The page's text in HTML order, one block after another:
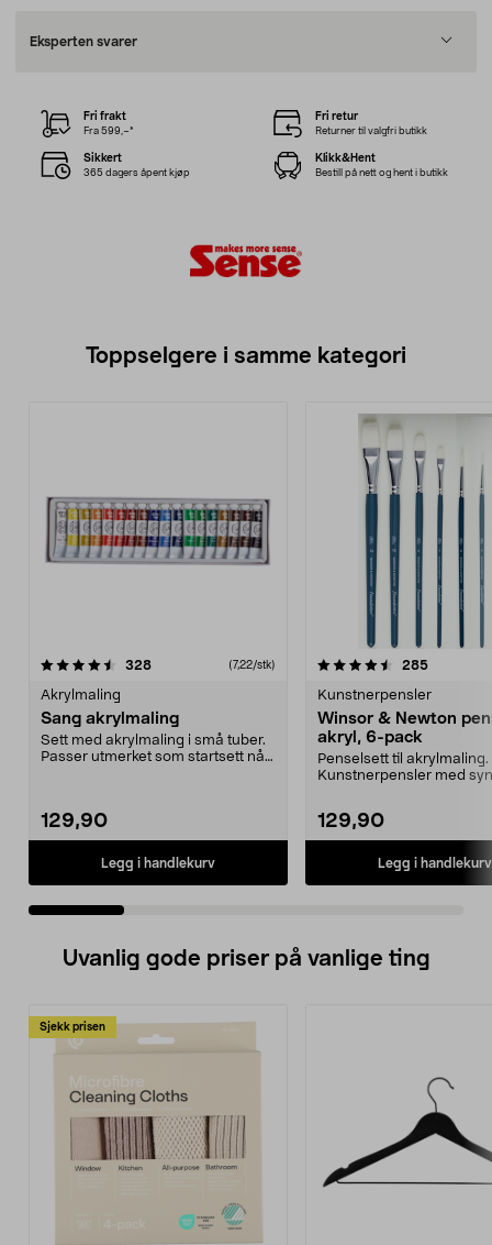
Eksperten svarer
Fri frakt
Fra 599,–*
Fri retur
Returner til valgfri butikk
Sikkert
365 dagers åpent kjøp
Klikk&Hent
Bestill på nett og hent i butikk
Toppselgere i samme kategori
328anmeldelser (7,22/stk)
Akrylmaling
Sang akrylmaling
Sett med akrylmaling i små tuber.
Passer utmerket som startsett når
129,90
Legg i handlekurv
4.5 av 5 stjerner 285
Kunstnerpensler
Winsor & Newton
akryl, 6-pack
Penselsett til akrylmaling.
Kunstnerpensler med
129,90
Legg i handlekurv
4.5 av 5 stjerner
Uvanlig gode priser på vanlige ting
Sjekk prisen